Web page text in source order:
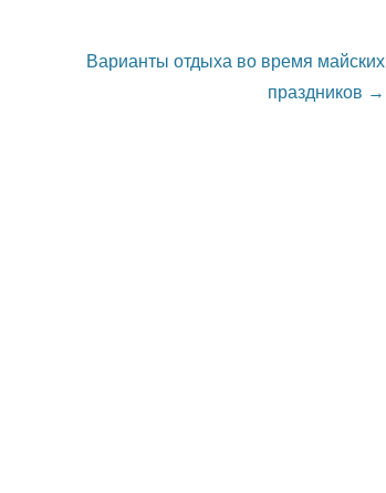
Варианты отдыха во время майских
праздников →